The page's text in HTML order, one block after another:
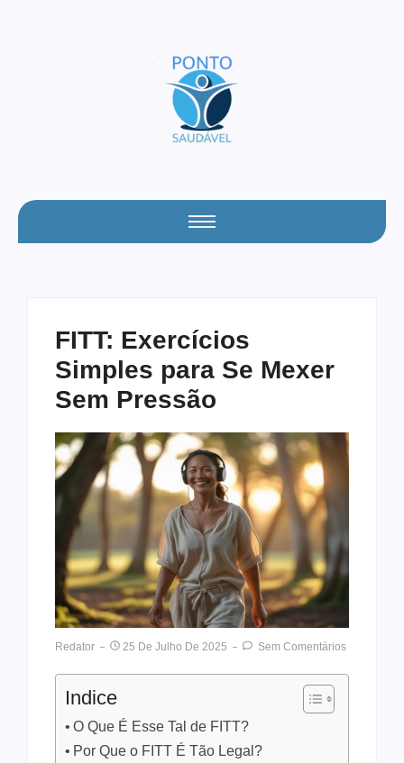
FITT: Exercícios
Simples para Se Mexer
Sem Pressão
Redator 25 De Julho De 2025 Sem Comentários
Indice
O Que É Esse Tal de FITT?
Por Que o FITT É Tão Legal?